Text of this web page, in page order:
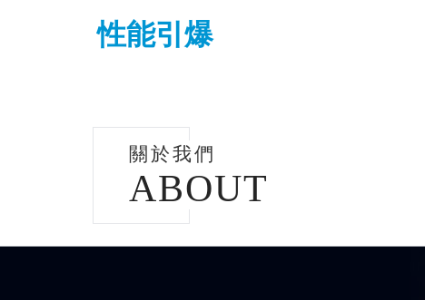
性能引爆
關於我們
ABOUT